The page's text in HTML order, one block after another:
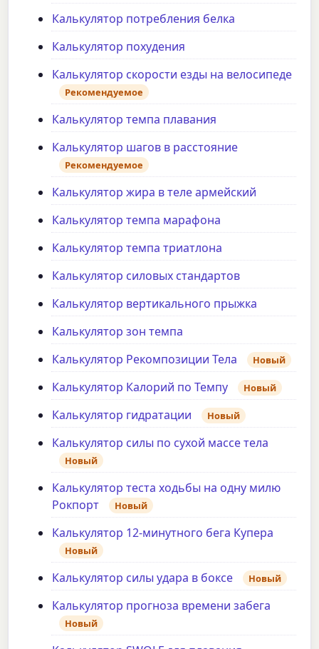
Калькулятор потребления белка
Калькулятор похудения
Калькулятор скорости езды на велосипеде
Рекомендуемое
Калькулятор темпа плавания
Калькулятор шагов в расстояние
Рекомендуемое
Калькулятор жира в теле армейский
Калькулятор темпа марафона
Калькулятор темпа триатлона
Калькулятор силовых стандартов
Калькулятор вертикального прыжка
Калькулятор зон темпа
Калькулятор Рекомпозиции Тела
Новый
Калькулятор Калорий по Темпу Новый
Калькулятор гидратации Новый
Калькулятор силы по сухой массе тела
Новый
Калькулятор теста ходьбы на одну милю
Рокпорт
Новый
Калькулятор 12-минутного бега Купера
Новый
Калькулятор силы удара в боксе Новый
Калькулятор прогноза времени забега
Новый